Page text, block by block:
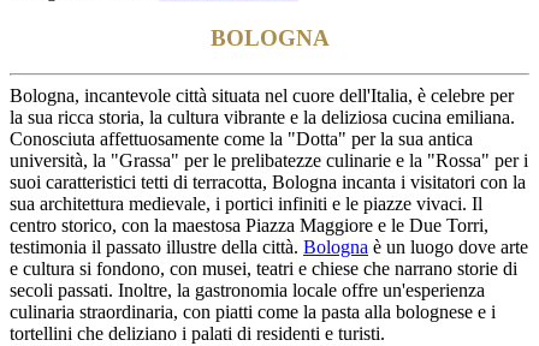
BOLOGNA
Bologna, incantevole città situata nel cuore dell'Italia, è celebre per
la sua ricca storia, la cultura vibrante e la deliziosa cucina emiliana.
Conosciuta affettuosamente come la "Dotta" per la sua antica
università, la "Grassa" per le prelibatezze culinarie e la "Rossa" per i
suoi caratteristici tetti di terracotta, Bologna incanta i visitatori con la
sua architettura medievale, i portici infiniti e le piazze vivaci. Il
centro storico, con la maestosa Piazza Maggiore e le Due Torri,
testimonia il passato illustre della città. Bologna è un luogo dove arte
e cultura si fondono, con musei, teatri e chiese che narrano storie di
secoli passati. Inoltre, la gastronomia locale offre un'esperienza
culinaria straordinaria, con piatti come la pasta alla bolognese e i
tortellini che deliziano i palati di residenti e turisti.